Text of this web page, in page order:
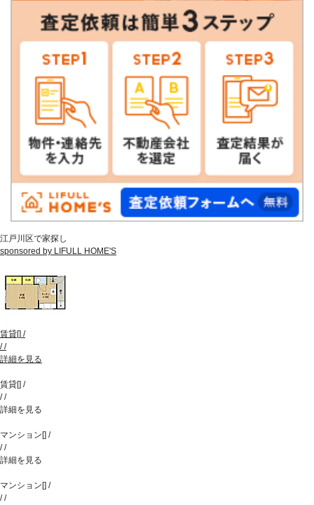
江戸川区で家探し
sponsored by LIFULL HOME'S
賃貸[] /
//
詳細を見る
賃貸[] /
//
詳細を見る
マンション [] /
//
詳細を見る
マンション [] /
//